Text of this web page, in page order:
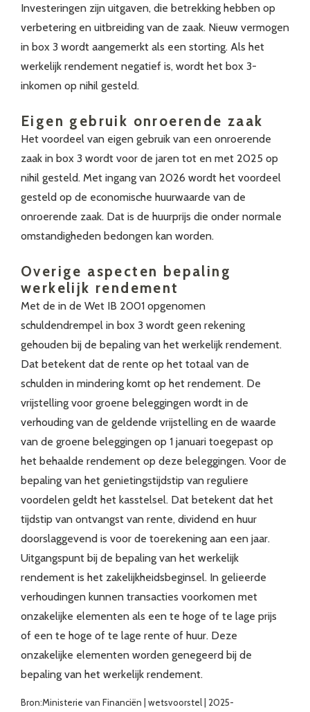
Investeringen zijn uitgaven, die betrekking hebben op
verbetering en uitbreiding van de zaak. Nieuw vermogen
in box 3 wordt aangemerkt als een storting. Als het
werkelijk rendement negatief is, wordt het box 3-
inkomen op nihil gesteld.
Eigen gebruik onroerende zaak
Het voordeel van eigen gebruik van een onroerende
zaak in box 3 wordt voor de jaren tot en met 2025 op
nihil gesteld. Met ingang van 2026 wordt het voordeel
gesteld op de economische huurwaarde van de
onroerende zaak. Dat is de huurprijs die onder normale
omstandigheden bedongen kan worden.
Overige aspecten bepaling
werkelijk rendement
Met de in de Wet IB 2001 opgenomen
schuldendrempel in box 3 wordt geen rekening
gehouden bij de bepaling van het werkelijk rendement.
Dat betekent dat de rente op het totaal van de
schulden in mindering komt op het rendement. De
vrijstelling voor groene beleggingen wordt in de
verhouding van de geldende vrijstelling en de waarde
van de groene beleggingen op 1 januari toegepast op
het behaalde rendement op deze beleggingen. Voor de
bepaling van het genietingstijdstip van reguliere
voordelen geldt het kasstelsel. Dat betekent dat het
tijdstip van ontvangst van rente, dividend en huur
doorslaggevend is voor de toerekening aan een jaar.
Uitgangspunt bij de bepaling van het werkelijk
rendement is het zakelijkheidsbeginsel. In gelieerde
verhoudingen kunnen transacties voorkomen met
onzakelijke elementen als een te hoge of te lage prijs
of een te hoge of te lage rente of huur. Deze
onzakelijke elementen worden genegeerd bij de
bepaling van het werkelijk rendement.
Bron:Ministerie van Financiën | wetsvoorstel | 2025-